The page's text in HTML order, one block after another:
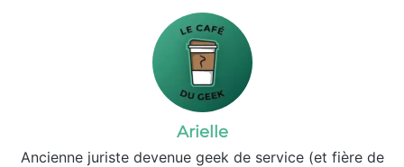
Arielle
Ancienne juriste devenue geek de service (et fière de